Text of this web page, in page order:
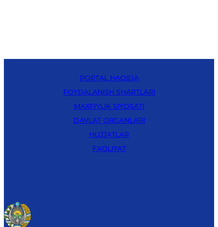
PORTAL HAQIDA
FOYDALANISH SHARTLARI
MAXFIYLIK SIYOSATI
DAVLAT ORGANLARI
HUJJATLAR
FAOLIYAT